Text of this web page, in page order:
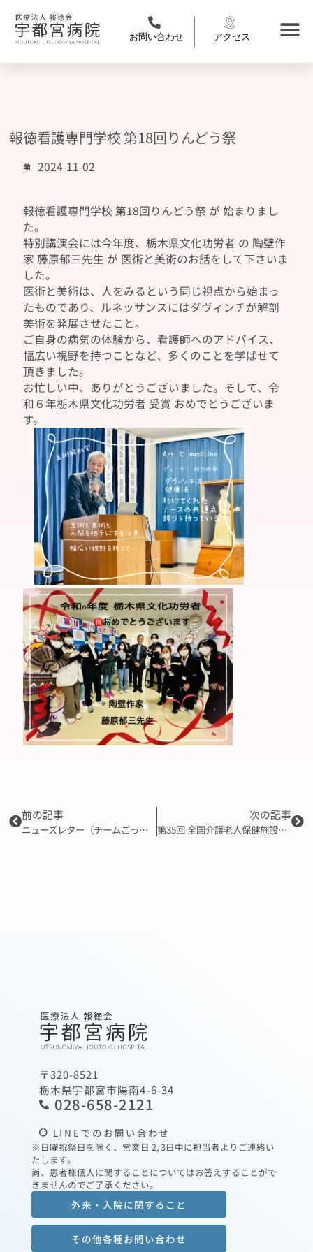
お問い合わせ アクセス
報徳看護専門学校 第18回りんどう祭
2024-11-02
報徳看護専門学校 第18回りんどう祭 が 始まりまし
た。
特別講演会には今年度、栃木県文化功労者 の 陶壁作
家 藤原郁三先生 が 医術と美術のお話をして下さいま
した。
医術と美術は、人をみるという同じ視点から始まっ
たものであり、ルネッサンスにはダヴィンチが解剖
美術を発展させたこと。
ご自身の病気の体験から、看護師へのアドバイス、
幅広い視野を持つことなど、多くのことを学ばせて
頂きました。
お忙しい中、ありがとうございました。そして、令
和６年栃木県文化功労者 受賞 おめでとうございま
す。
前の記事
ニューズレター（チームごっくん１１月号）
次の記事
第35回 全国介護老人保健施設大会 岐阜 にて
〒320-8521
栃木県宇都宮市陽南4-6-34
028-658-2121
LINEでのお問い合わせ
※日曜祝祭日を除く、営業日 2, 3日中に担当者よりご連絡い
たします。
尚、患者様個人に関することについてはお答えすることがで
きませんのでご了承ください。
外来・入院に関すること
その他各種お問い合わせ